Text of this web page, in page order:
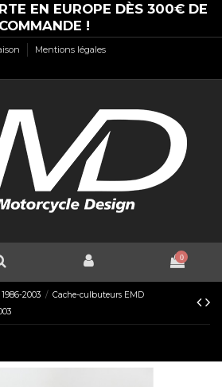
EN EUROPE DÈS 300€ DE
COMMANDE !
Mentions légales
0
2003
Cache-culbuteurs EMD